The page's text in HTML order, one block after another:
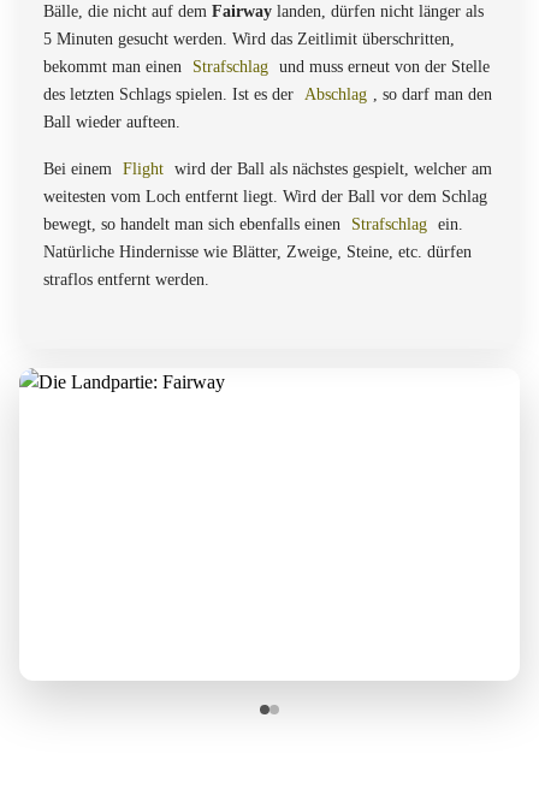
Bälle, die nicht auf dem Fairway landen, dürfen nicht länger als
5 Minuten gesucht werden. Wird das Zeitlimit überschritten,
bekommt man einen
Strafschlag und muss erneut von der Stelle
des letzten Schlags spielen. Ist es der Abschlag , so darf man den
Ball wieder aufteen.
Bei einem Flight wird der Ball als nächstes gespielt, welcher am
weitesten vom Loch entfernt liegt. Wird der Ball vor dem Schlag
bewegt, so handelt man sich ebenfalls einen
Strafschlag ein.
Natürliche Hindernisse wie Blätter, Zweige, Steine, etc. dürfen
straflos entfernt werden.